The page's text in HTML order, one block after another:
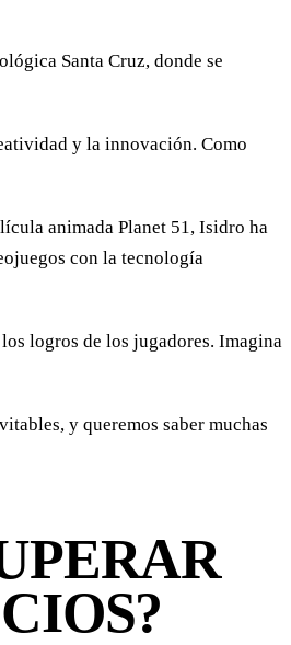
Santa Cruz, donde se
y la innovación. Como
animada Planet 51, Isidro ha
con la tecnología
logros de los jugadores. Imagina
y queremos saber muchas